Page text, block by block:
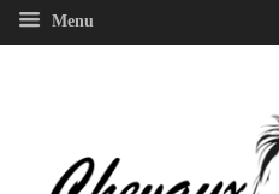
Menu